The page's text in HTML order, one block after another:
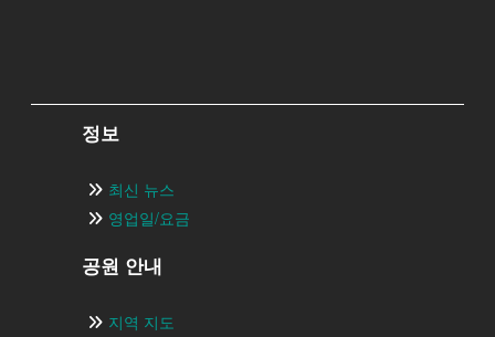
정보
최신 뉴스
영업일/요금
공원 안내
지역 지도